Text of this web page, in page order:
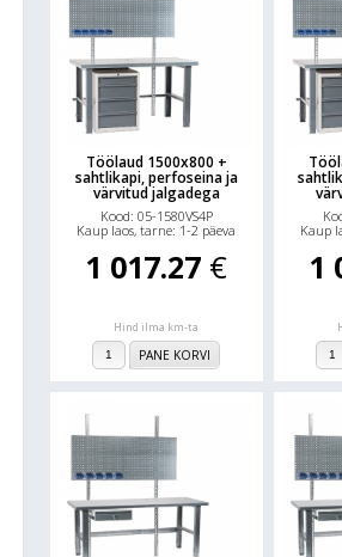
Töölaud 1500x800 +
sahtlikapi, perfoseina ja
värvitud jalgadega
Kood: 05-1580VS4P
Kaup laos, tarne: 1-2 päeva
1 017.27 €
Hind ilma km-ta
PANE KORVI
Kaup
1